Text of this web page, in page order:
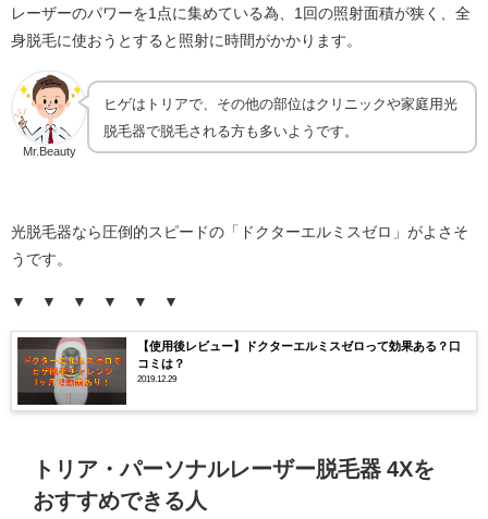
レーザーのパワーを1点に集めている為、1回の照射面積が狭く、全
身脱毛に使おうとすると照射に時間がかかります。
Mr.Beauty
ヒゲはトリアで、その他の部位はクリニックや家庭用光
脱毛器で脱毛される方も多いようです。
光脱毛器なら圧倒的スピードの「ドクターエルミスゼロ」がよさそ
うです。
▼ ▼ ▼ ▼ ▼ ▼
【使用後レビュー】ドクターエルミスゼロって効果ある？口
コミは？
2019.12.29
トリア・パーソナルレーザー脱毛器 4Xを
おすすめできる人